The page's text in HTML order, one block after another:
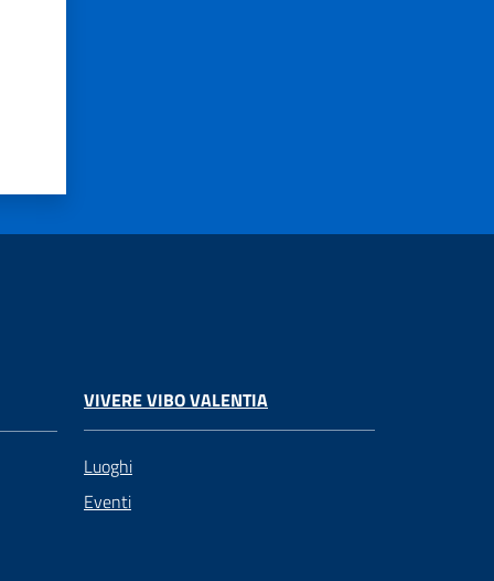
VIVERE VIBO VALENTIA
Luoghi
Eventi